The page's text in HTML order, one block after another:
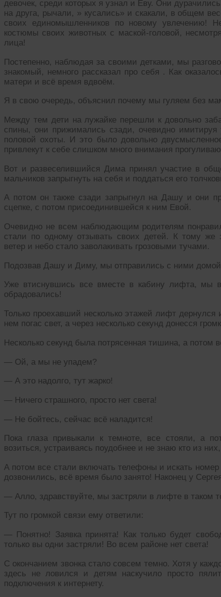
девочек, среди которых я узнал и Еву. Они
на друга, рычали, » кусались» и скакали, в общем
своих единомышленников по новому увлечению!
костюмы своих животных с маской-головой,
лица!
Постепенно, наблюдая за своими детками, мы
знакомый, немного рассказал про себя . Как
матери и всё время вдвоём.
Я в свою очередь, объяснил почему мы гуляем без
Между тем дети на лужайке перешли к довольно
спины, они прижимались сзади, очевидно
половой охоты. И это было довольно
привлекут к себе слишком много внимания
Вот и развеселившийся Дима принял участие в
мальчиков запрыгнуть на себя и поддаться его
А потом он также сзади запрыгнул на Дашу и они
сцепке, с потом присоединившейся к ним Евой.
Очевидно не всем наблюдающим родителям
стали по одному отзывать своих детей. К тому же
ветер и небо стало заволакивать грозовыми тучами.
Подозвав Дашу и Диму, мы отправились с ними
Уже втиснувшись все вместе в кабину лифта, мы
обрадовались!
Только проехавший несколько этажей лифт
нем погас свет, а через несколько секунд донесся
Несколько секунд была потрясенная тишина, а потом
— Ой, а мы не упадем?
— А это надолго, тут жарко!
— Ничего страшного, просто нет света!
— Не бойтесь, сейчас всё наладится!
Пока глаза привыкали к темноте, все стояли, а
возиться, устраиваясь поудобнее и не знаю кто из
А потом все стали включать телефоны и искать
дозвонились, всё время было занято! Наконец у
— Алло, здравствуйте, мы застряли в лифте в таком
Тут по громкой связи ему ответили:
— Понятно! Заявка принята! Как только будет
только вы одни застряли! Во всем районе нет света!
С окончанием звонка стало совсем темно. Хотя у
здесь не ловился и детям наскучило просто
подключения к интернету.